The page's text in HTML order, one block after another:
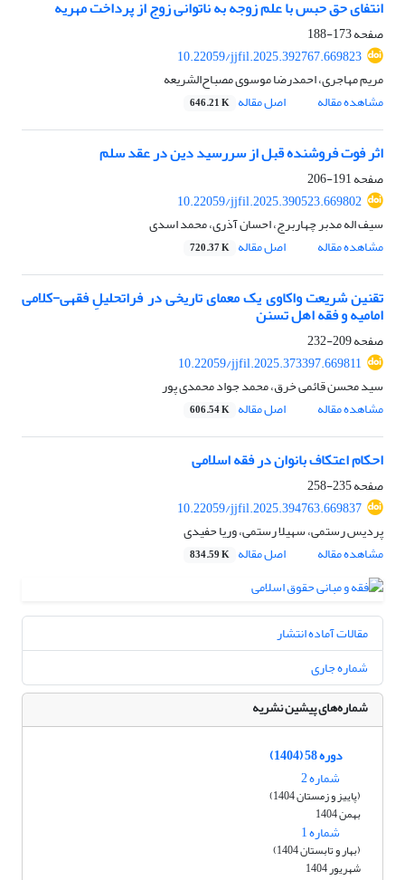
انتفای حق حبس با علم زوجه به ناتوانی زوج از پرداخت مهریه‏
صفحه173-188
10.22059/jjfil.2025.392767.669823
مریم مهاجری، احمدرضا موسوی مصباح‌الشریعه
مشاهده مقاله
اصل مقاله 646.21 K
اثر فوت فروشنده قبل از سررسید دین در عقد سلم‏
صفحه191-206
10.22059/jjfil.2025.390523.669802
سیف اله مدبر چهاربرج، احسان آذری، محمد اسدی
مشاهده مقاله
اصل مقاله 720.37 K
تقنین شریعت‏ واکاوی یک معمای تاریخی در فراتحلیلِ فقهی-کلامی
امامیه و فقه اهل تسنن
صفحه209-232
10.22059/jjfil.2025.373397.669811
سید محسن قائمی خرق، محمد جواد محمدی پور
مشاهده مقاله
اصل مقاله 606.54 K
احکام اعتکاف بانوان در فقه اسلامی‏
صفحه235-258
10.22059/jjfil.2025.394763.669837
پردیس رستمی، سهیلا رستمی، وریا حفیدی
مشاهده مقاله
اصل مقاله 834.59 K
مقالات آماده انتشار
شماره جاری
شماره‌های پیشین نشریه
دوره 58 (1404)
شماره 2
(پاییز و زمستان 1404)
بهمن 1404
شماره 1
(بهار و تابستان 1404)
شهریور 1404